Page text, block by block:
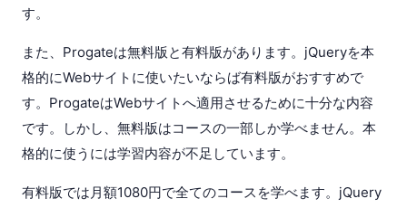
す。
また、Progateは無料版と有料版があります。jQueryを本
格的にWebサイトに使いたいならば有料版がおすすめで
す。ProgateはWebサイトへ適用させるために十分な内容
です。しかし、無料版はコースの一部しか学べません。本
格的に使うには学習内容が不足しています。
有料版では月額1080円で全てのコースを学べます。jQuery